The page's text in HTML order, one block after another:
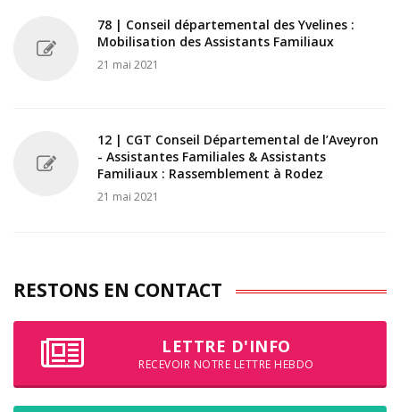
78 | Conseil départemental des Yvelines :
Mobilisation des Assistants Familiaux
21 mai 2021
12 | CGT Conseil Départemental de l’Aveyron
- Assistantes Familiales & Assistants
Familiaux : Rassemblement à Rodez
21 mai 2021
RESTONS EN CONTACT
LETTRE D'INFO
RECEVOIR NOTRE LETTRE HEBDO